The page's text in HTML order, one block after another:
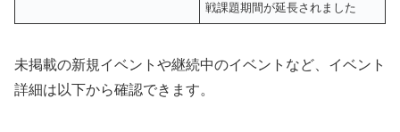
戦課題期間が延長されました
未掲載の新規イベントや継続中のイベントなど、イベント
詳細は以下から確認できます。